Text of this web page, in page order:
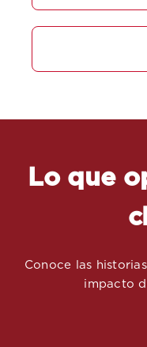
Lo que
Conoce las
impacto